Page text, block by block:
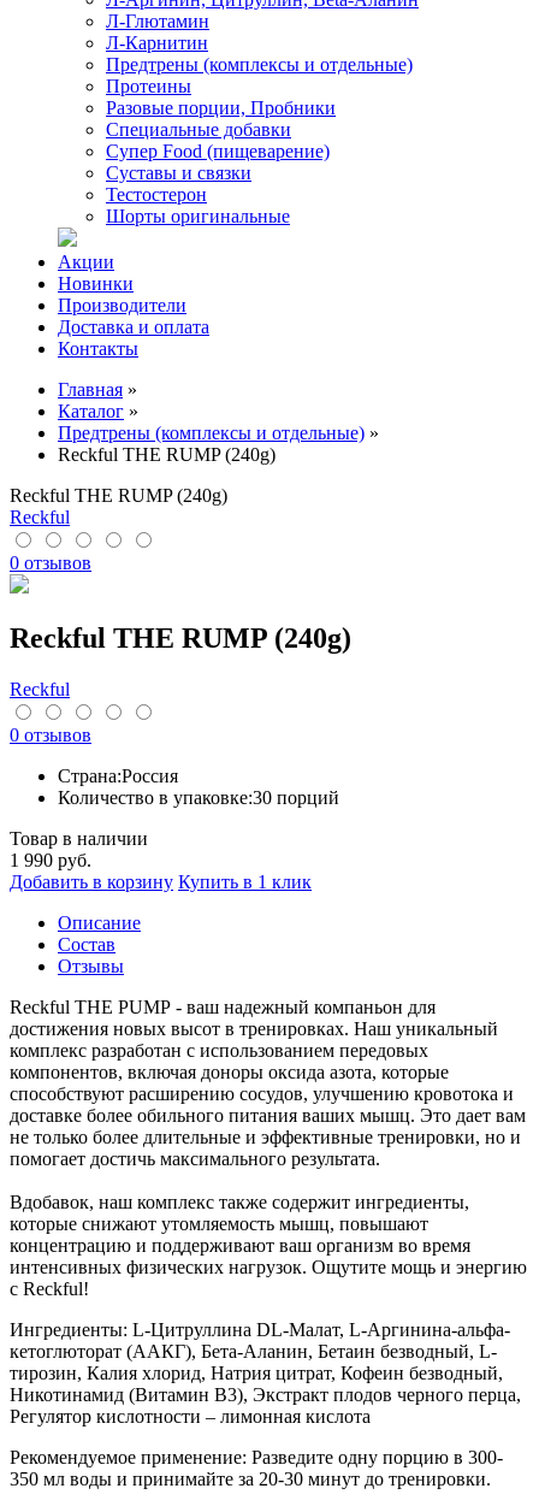
Л-Глютамин
Л-Карнитин
Предтрены (комплексы и отдельные)
Протеины
Разовые порции, Пробники
Специальные добавки
Супер Food (пищеварение)
Суставы и связки
Тестостерон
Шорты оригинальные
Акции
Новинки
Производители
Доставка и оплата
Контакты
Главная »
Каталог »
Предтрены (комплексы и отдельные) »
Reckful THE RUMP (240g)
Reckful THE RUMP (240g)
Reckful
0 отзывов
Reckful THE RUMP (240g)
Reckful
0 отзывов
Страна:Россия
Количество в упаковке:30 порций
Товар в наличии
1 990 руб.
Добавить в корзину Купить в 1 клик
Описание
Cостав
Отзывы
Reckful THE PUMP - ваш надежный компаньон для
достижения новых высот в тренировках. Наш уникальный
комплекс разработан с использованием передовых
компонентов, включая доноры оксида азота, которые
способствуют расширению сосудов, улучшению кровотока и
доставке более обильного питания ваших мышц. Это дает вам
не только более длительные и эффективные тренировки, но и
помогает достичь максимального результата.
Вдобавок, наш комплекс также содержит ингредиенты,
которые снижают утомляемость мышц, повышают
концентрацию и поддерживают ваш организм во время
интенсивных физических нагрузок. Ощутите мощь и энергию
с Reckful!
Ингредиенты: L-Цитруллина DL-Малат, L-Аргинина-альфа-
кетоглюторат (ААКГ), Бета-Аланин, Бетаин безводный, L-
тирозин, Калия хлорид, Натрия цитрат, Кофеин безводный,
Никотинамид (Витамин B3), Экстракт плодов черного перца,
Регулятор кислотности – лимонная кислота
Рекомендуемое применение: Разведите одну порцию в 300-
350 мл воды и принимайте за 20-30 минут до тренировки.